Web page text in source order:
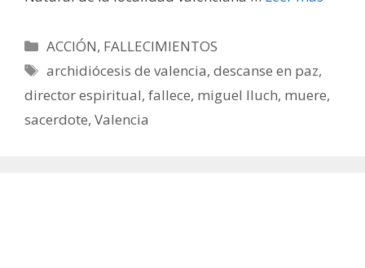
Categorías
ACCIÓN, FALLECIMIENTOS
Etiquetas
archidiócesis de valencia,descanse en paz,
director espiritual, fallece, miguel lluch, muere,
sacerdote, Valencia